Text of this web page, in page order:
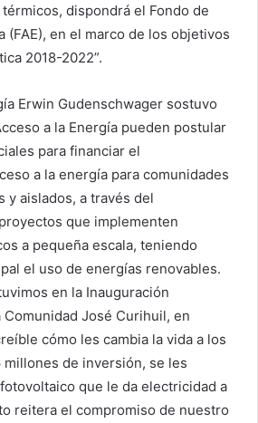
dispondrá el Fondo de
(FAE), en el marco de los objetivos
2018-2022”.
Erwin Gudenschwager sostuvo
a la Energía pueden postular
para financiar el
a la energía para comunidades
y aislados, a través del
que implementen
a pequeña escala, teniendo
el uso de energías renovables.
en la Inauguración
Comunidad José Curihuil, en
cómo les cambia la vida a los
de inversión, se les
que le da electricidad a
reitera el compromiso de nuestro